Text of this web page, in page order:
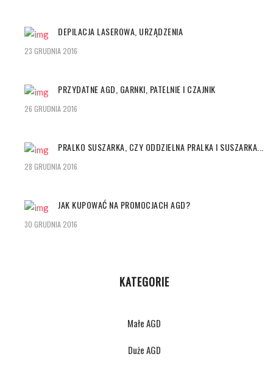
DEPILACJA LASEROWA, URZĄDZENIA
23 GRUDNIA 2016
PRZYDATNE AGD, GARNKI, PATELNIE I CZAJNIK
26 GRUDNIA 2016
PRALKO SUSZARKA, CZY ODDZIELNA PRALKA I SUSZARKA...
28 GRUDNIA 2016
JAK KUPOWAĆ NA PROMOCJACH AGD?
30 GRUDNIA 2016
KATEGORIE
Małe AGD
Duże AGD